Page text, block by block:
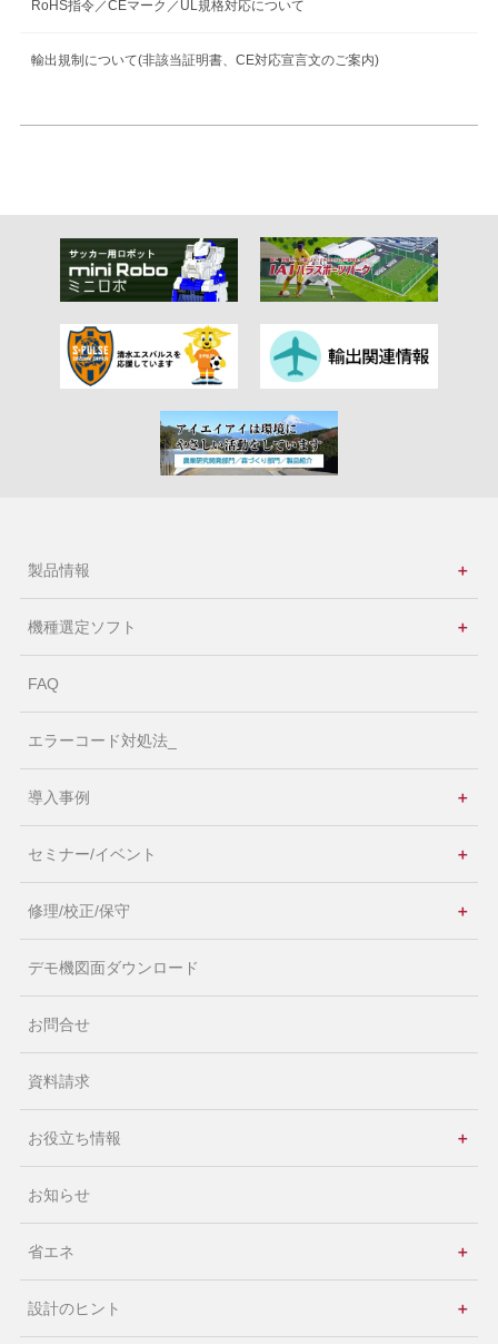
【展示会】ROBOT TECHNOLOGY JAPAN 2026 出展のお知らせ
【新製品】二次電池製造工程対応製品が登場
2026年4月15日
【新製品】小型３ツ爪グリッパーが登場
2026年4月9日
【新製品】スマートウェブユニットが登場
【新製品】エレシリンダー®大型スライダータイプにクリーンルーム仕様
【お知らせ】ゴールデンウィークの営業日およびお問合せ窓口（エイト）
対応のご案内
2026年4月2日
追加
2026年4月1日
【お知らせ】2025ロボット展 記録映像を公開
2026年3月11日
【コーヒータイム】2・3月号のPDFファイルを追加しました
2026年1月6日
【お知らせ】2025年12月公開のCMを追加しました。
2025年12月12日
【お知らせ】『修理/修理事前見積り/校正ご依頼』メンテナンスのお知ら
RoHS指令／CEマーク／UL規格対応について
輸出規制について(非該当証明書、CE対応宣言文のご案内)
製品情報 ＋
機種選定ソフト ＋
FAQ
エラーコード対処法_
導入事例 ＋
セミナー/イベント ＋
修理/校正/保守 ＋
デモ機図面ダウンロード
お問合せ
資料請求
お役立ち情報 ＋
お知らせ
省エネ ＋
設計のヒント ＋